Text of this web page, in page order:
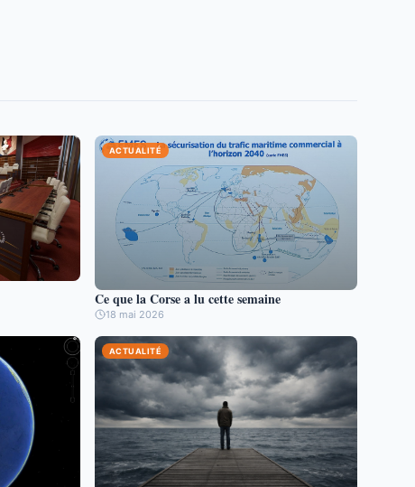
ACTUALITÉ
Ce que la Corse a lu cette semaine
18 mai 2026
ACTUALITÉ